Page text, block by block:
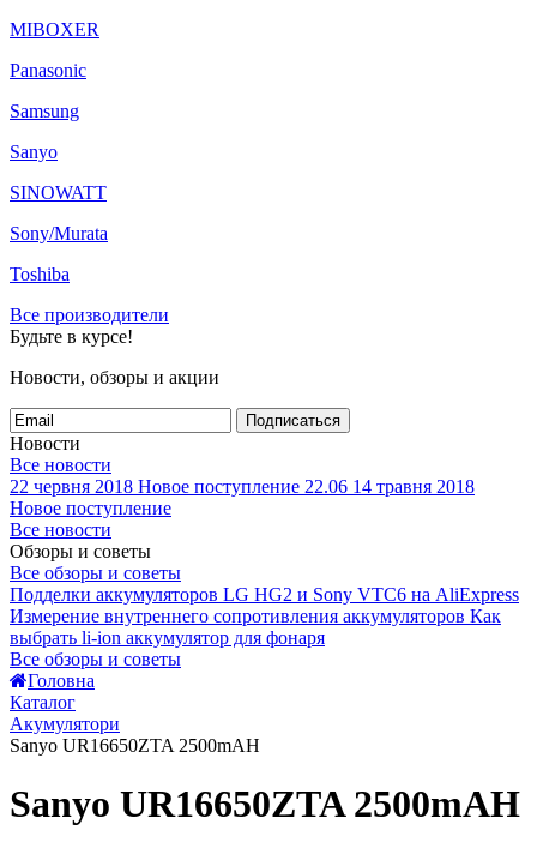
MIBOXER
Panasonic
Samsung
Sanyo
SINOWATT
Sony/Murata
Toshiba
Все производители
Будьте в курсе!
Новости, обзоры и акции
Подписаться
Новости
Все новости
22 червня 2018 Новое поступление 22.06 14 травня 2018
Новое поступление
Все новости
Обзоры и советы
Все обзоры и советы
Подделки аккумуляторов LG HG2 и Sony VTC6 на AliExpress
Измерение внутреннего сопротивления аккумуляторов Как
выбрать li-ion аккумулятор для фонаря
Все обзоры и советы
Головна
Каталог
Акумулятори
Sanyo UR16650ZTA 2500mAH
Sanyo UR16650ZTA 2500mAH